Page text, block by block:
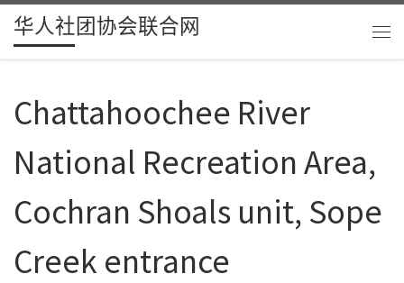
Skip to content
华人社团协会联合网
Chattahoochee River
National Recreation Area,
Cochran Shoals unit, Sope
Creek entrance